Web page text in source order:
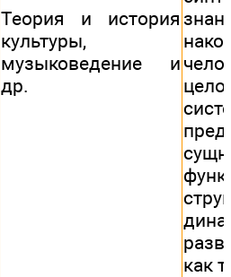
Теория и история
культуры,
музыковедение и
др.
как